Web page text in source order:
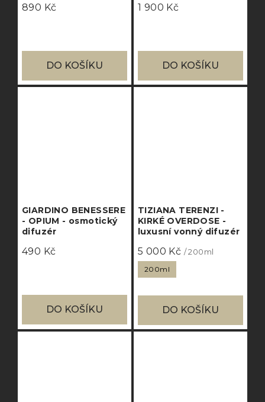
890 Kč
DO KOŠÍKU
1 900 Kč
DO KOŠÍKU
GIARDINO BENESSERE
- OPIUM - osmotický
difuzér
490 Kč
DO KOŠÍKU
TIZIANA TERENZI -
KIRKÉ OVERDOSE -
luxusní vonný difuzér
5 000 Kč / 200ml
200ml
DO KOŠÍKU